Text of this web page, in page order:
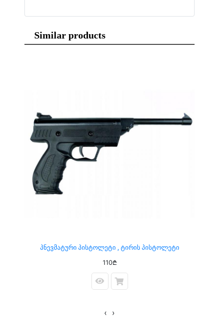
Similar products
Პნევმატური Პისტოლეტი , Ტირის Პისტოლეტი
110₾
‹ ›